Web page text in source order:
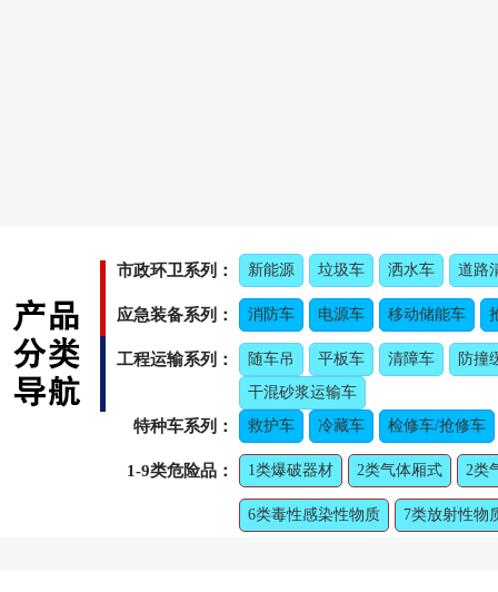
市政环卫系列： 新能源 垃圾车 洒水车 道路
应急装备系列： 消防车 电源车 移动储能车
工程运输系列： 随车吊 平板车 清障车
防撞
干混砂浆运输车
特种车系列： 救护车 冷藏车 检修车/抢修车
1-9类危险品： 1类爆破器材 2类气体厢式 2类
6类毒性感染性物质 7类放射性物